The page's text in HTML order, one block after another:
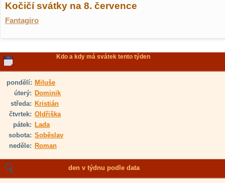
Kočičí svátky na 8. července
Fantagiro
Kdo a kdy má svátek tento týden
pondělí: Miluše
úterý: Dominik
středa: Kristián
čtvrtek: Oldřiška
pátek: Lada
sobota: Soběslav
neděle: Roman
den v týdnu podle data